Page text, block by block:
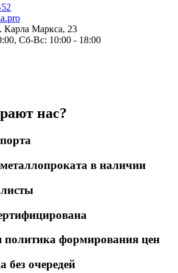
Карла Маркса, 23
Сб-Вс: 10:00 - 18:00
нас?
в наличии
политика формирования цен
без очередей